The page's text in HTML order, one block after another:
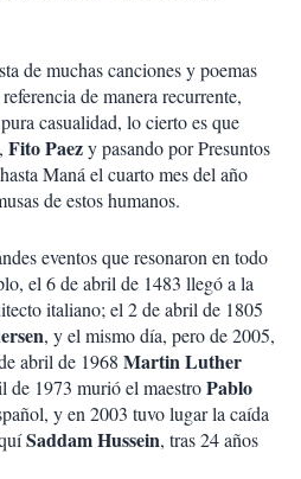
de muchas canciones y poemas
de manera recurrente,
casualidad, lo cierto es que
, Fito Paezy pasando por Presuntos
hasta Maná el cuarto mes del año
de estos humanos.
eventos que resonaron en todo
el 6 de abril de 1483 llegó a la
italiano; el 2 de abril de 1805
, y el mismo día, pero de 2005,
abril de 1968 Martin Luther
de 1973 murió el maestroPablo
y en 2003 tuvo lugar la caída
Saddam Hussein, tras 24 años